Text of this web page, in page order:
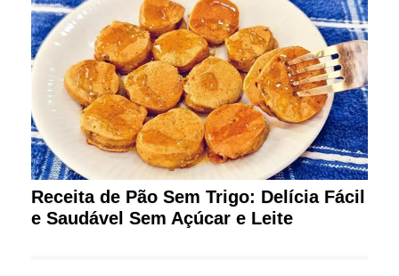
Receita de Pão Sem Trigo: Delícia Fácil
e Saudável Sem Açúcar e Leite